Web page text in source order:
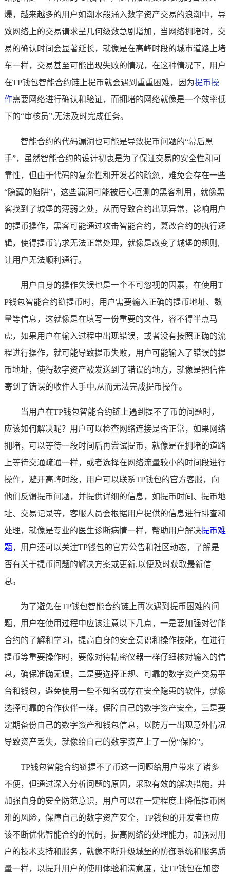
爆，越来越多的用户如潮水般涌入数字资产交易的浪潮中，导
致网络上的交易请求呈几何级数急剧增加，当网络拥堵时，交
易的确认时间会显著延长，就像是在高峰时段的城市道路上堵
车一样，交易甚至可能出现失败的情况，在这种情况下，用户
在TP钱包智能合约链上提币就会遇到重重困难，因为提币操
作需要网络进行确认和验证，而拥堵的网络就像是一个效率低
下的“审核员”,无法及时完成任务。
智能合约的代码漏洞也可能是导致提币问题的“幕后黑
手”，虽然智能合约的设计初衷是为了保证交易的安全性和可
靠性，但由于代码的复杂性和开发者的疏忽，难免会存在一些
“隐藏的陷阱”，这些漏洞可能被居心叵测的黑客利用，就像黑
客找到了城堡的薄弱之处，从而导致合约出现异常，影响用户
的提币操作，黑客可能通过攻击智能合约，篡改合约的执行逻
辑，使得提币请求无法正常处理，就像是改变了城堡的规则,
让用户无法顺利通行。
用户自身的操作失误也是一个不可忽视的因素，在使用T
P钱包智能合约链提币时，用户需要输入正确的提币地址、数
量等信息，这就像是在填写一份重要的文件，容不得半点马
虎，如果用户在输入过程中出现错误，或者没有按照正确的流
程进行操作，就可能导致提币失败，用户可能输入了错误的提
币地址，使得数字资产被发送到了错误的地方，就像是把信件
寄到了错误的收件人手中,从而无法完成提币操作。
当用户在TP钱包智能合约链上遇到提不了币的问题时，
应该如何解决呢？用户可以检查网络连接是否正常，如果网络
拥堵，可以等待一段时间后再尝试提币，就像是在拥堵的道路
上等待交通疏通一样，或者选择在网络流量较小的时间段进行
操作，避开高峰时段，用户可以联系TP钱包的官方客服，向
他们反馈提币问题，并提供详细的信息，如提币时间、提币地
址、交易记录等，客服人员会根据用户提供的信息进行排查和
处理，就像是专业的医生诊断病情一样，帮助用户解决提币难
题，用户还可以关注TP钱包的官方公告和社区动态，了解是
否有关于提币问题的解决方案或更新,以便及时获取最新信
息。
为了避免在TP钱包智能合约链上再次遇到提币困难的问
题，用户在使用过程中应该注意以下几点，一是要加强对智能
合约的了解和学习，提高自身的安全意识和操作技能，在进行
提币等重要操作时，要像对待精密仪器一样仔细核对输入的信
息，确保准确无误，二是要选择正规、可靠的数字资产交易平
台和钱包，避免使用一些不知名或存在安全隐患的软件，就像
选择可靠的合作伙伴一样，保障自己的数字资产安全，三是要
定期备份自己的数字资产和钱包信息，以防万一出现意外情况
导致资产丢失，就像给自己的数字资产上了一份“保险”。
TP钱包智能合约链提不了币这一问题给用户带来了诸多
不便，但通过深入分析问题的原因，采取有效的解决措施，并
加强自身的安全防范意识，用户可以在一定程度上降低提币困
难的风险，保障自己的数字资产安全，TP钱包的开发者也应
该不断优化智能合约的代码，提高网络的处理能力，加强对用
户的技术支持和服务，就像不断升级城堡的防御系统和服务质
量一样，以提升用户的使用体验和满意度，让TP钱包在加密